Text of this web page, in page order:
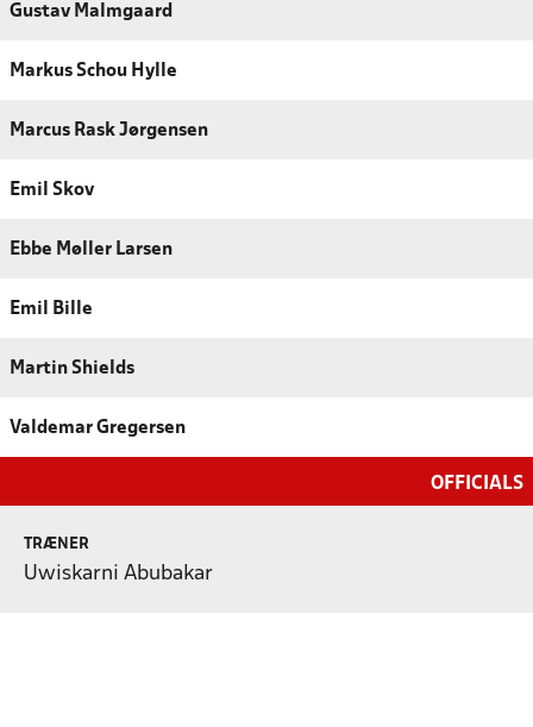
Gustav Malmgaard
Markus Schou Hylle
Marcus Rask Jørgensen
Emil Skov
Ebbe Møller Larsen
Emil Bille
Martin Shields
Valdemar Gregersen
OFFICIALS
TRÆNER
Uwiskarni Abubakar